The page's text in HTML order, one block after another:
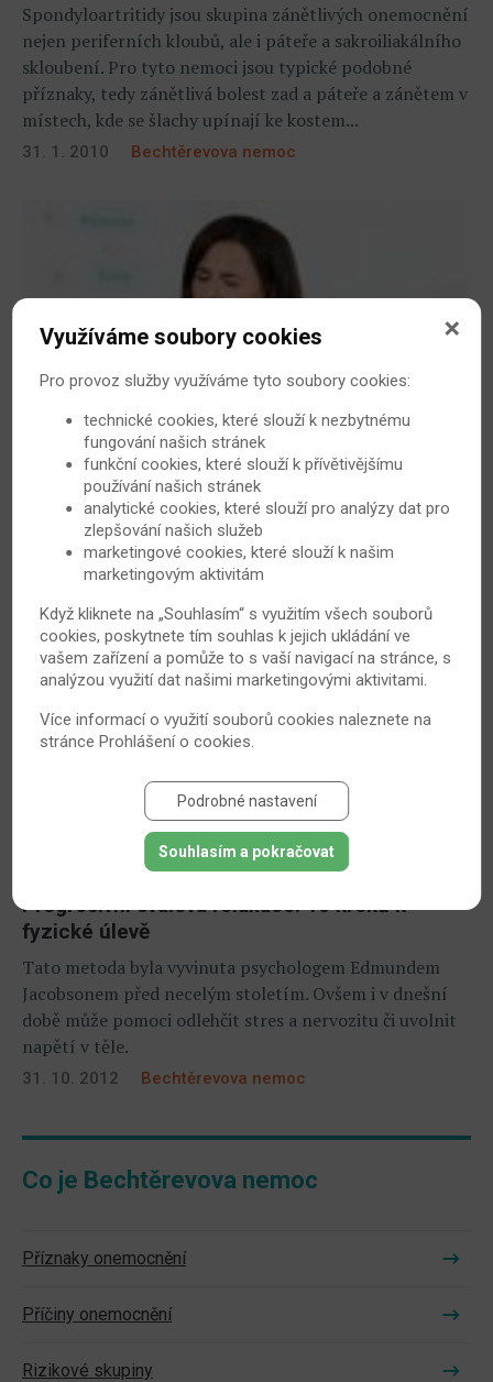
Spondyloartritidy jsou skupina zánětlivých onemocnění
nejen periferních kloubů, ale i páteře a sakroiliakálního
skloubení. Pro tyto nemoci jsou typické podobné
příznaky, tedy zánětlivá bolest zad a páteře a zánětem v
místech, kde se šlachy upínají ke kostem...
31. 1. 2010 Bechtěrevova nemoc
Budí vás nad ránem bolest zad? Návštěvu
lékaře neodkládejte!
Většina z nás alespoň jednou v životě pocítila bolest
zad. Ne vždy jde ale pouze o důsledek sedavého
zaměstnání či špatného držení těla. Bolest v dolní části
zad totiž bývá i jedním z prvních příznaků závažné
4. 6. 2015 Bechtěrevova nemoc
Progresivní svalová relaxace: 10 kroků k
fyzické úlevě
Tato metoda byla vyvinuta psychologem Edmundem
Jacobsonem před necelým stoletím. Ovšem i v dnešní
době může pomoci odlehčit stres a nervozitu či uvolnit
napětí v těle.
31. 10. 2012 Bechtěrevova nemoc
Co je Bechtěrevova nemoc
Příznaky onemocnění
Příčiny onemocnění
Rizikové skupiny
Využíváme soubory cookies
Pro provoz služby využíváme tyto soubory cookies:
technické cookies, které slouží k nezbytnému
fungování našich stránek
funkční cookies, které slouží k přívětivějšímu
používání našich stránek
analytické cookies, které slouží pro analýzy dat pro
zlepšování našich služeb
marketingové cookies, které slouží k našim
marketingovým aktivitám
Když kliknete na „Souhlasím“ s využitím všech souborů
cookies, poskytnete tím souhlas k jejich ukládání ve
vašem zařízení a pomůže to s vaší navigací na stránce, s
analýzou využití dat našimi marketingovými aktivitami.
Více informací o využití souborů cookies naleznete na
stránceProhlášení o cookies
Podrobné nastavení
Souhlasím a pokračovat